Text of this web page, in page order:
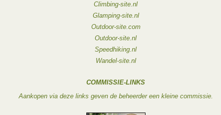
Climbing-site.nl
Glamping-site.nl
Outdoor-site.com
Outdoor-site.nl
Speedhiking.nl
Wandel-site.nl
COMMISSIE-LINKS
Aankopen via deze links geven de beheerder een kleine commissie.